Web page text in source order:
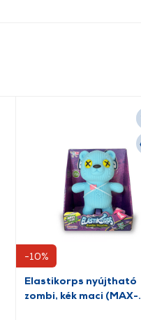
-10%
Elastikorps nyújtható
zombi, kék maci (MAX-